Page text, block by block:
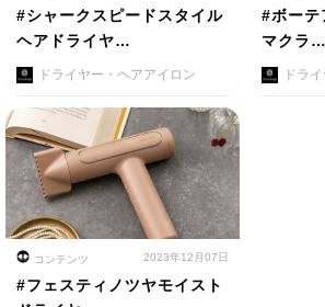
#シャークスピードスタイル
ヘアドライヤ…
ドライヤー・ヘアアイロン
#ボー
マクラ…
ドラ
コンテンツ 2023年12月07日
#フェスティノツヤモイスト